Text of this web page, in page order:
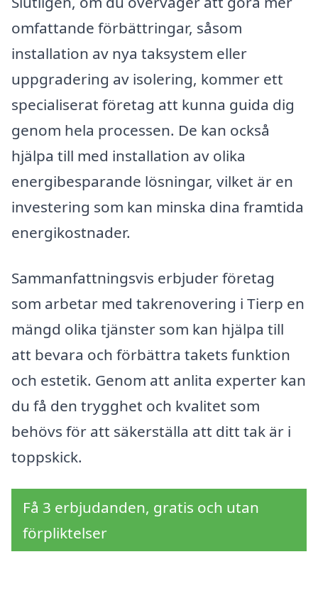
omfattande förbättringar, såsom
installation av nya taksystem eller
uppgradering av isolering, kommer ett
specialiserat företag att kunna guida dig
genom hela processen. De kan också
hjälpa till med installation av olika
energibesparande lösningar, vilket är en
investering som kan minska dina framtida
energikostnader.
Sammanfattningsvis erbjuder företag
som arbetar med takrenovering i Tierp en
mängd olika tjänster som kan hjälpa till
att bevara och förbättra takets funktion
och estetik. Genom att anlita experter kan
du få den trygghet och kvalitet som
behövs för att säkerställa att ditt tak är i
toppskick.
Få 3 erbjudanden, gratis och utan
förpliktelser